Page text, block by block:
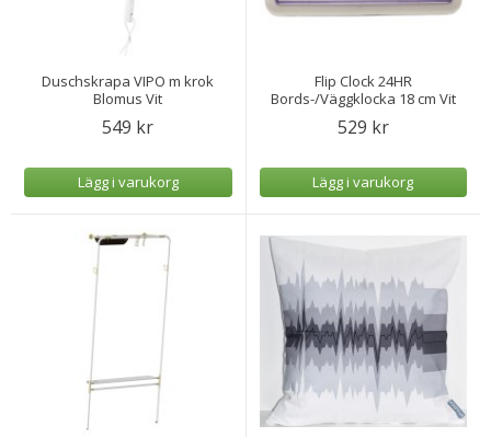
Duschskrapa VIPO m krok
Blomus Vit
549 kr
Lägg i varukorg
Flip Clock 24HR
Bords-/Väggklocka 18 cm Vit
529 kr
Lägg i varukorg